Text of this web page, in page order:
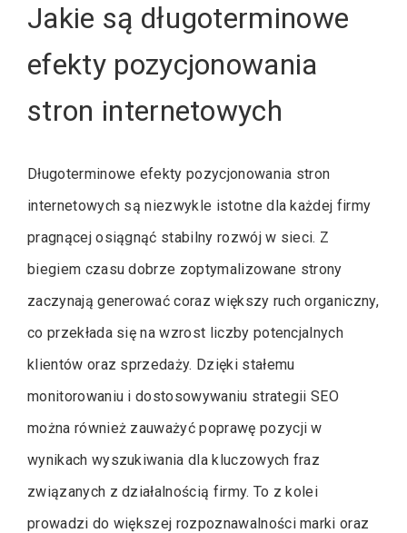
Jakie są długoterminowe
efekty pozycjonowania
stron internetowych
Długoterminowe efekty pozycjonowania stron
internetowych są niezwykle istotne dla każdej firmy
pragnącej osiągnąć stabilny rozwój w sieci. Z
biegiem czasu dobrze zoptymalizowane strony
zaczynają generować coraz większy ruch organiczny,
co przekłada się na wzrost liczby potencjalnych
klientów oraz sprzedaży. Dzięki stałemu
monitorowaniu i dostosowywaniu strategii SEO
można również zauważyć poprawę pozycji w
wynikach wyszukiwania dla kluczowych fraz
związanych z działalnością firmy. To z kolei
prowadzi do większej rozpoznawalności marki oraz